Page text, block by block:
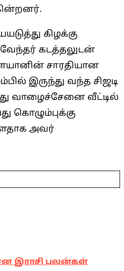
கிழக்கு
கடத்தலுடன்
சாரதியான
இருந்து வந்த சிஜடி
வாழைச்சேனை வீட்டில்
கொழும்புக்கு
அவர்
இராசி பலன்கள்